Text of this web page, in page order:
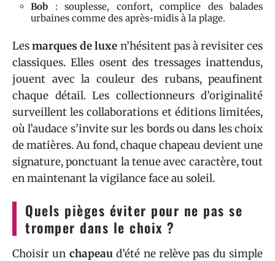
Bob : souplesse, confort, complice des balades
urbaines comme des après-midis à la plage.
Lesmarques de luxe n’hésitent pas à revisiter ces
classiques. Elles osent des tressages inattendus,
jouent avec la couleur des rubans, peaufinent
chaque détail. Les collectionneurs d’originalité
surveillent les collaborations et éditions limitées,
où l’audace s’invite sur les bords ou dans les choix
de matières. Au fond, chaque chapeau devient une
signature, ponctuant la tenue avec caractère, tout
en maintenant la vigilance face au soleil.
Quels pièges éviter pour ne pas se
tromper dans le choix ?
Choisir un chapeaud’été ne relève pas du simple